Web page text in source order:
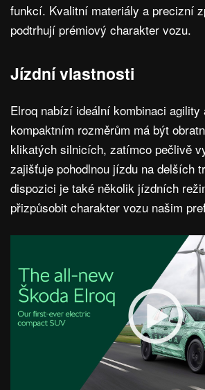
funkcí. Kvalitní materiály a precizní
podtrhují prémiový charakter vozu.
Jízdní vlastnosti
Elroq nabízí ideální kombinaci
kompaktním rozměrům má být
klikatých silnicích, zatímco pečlivě
zajišťuje pohodlnou jízdu na delších
dispozici je také několik jízdních
přizpůsobit charakter vozu našim